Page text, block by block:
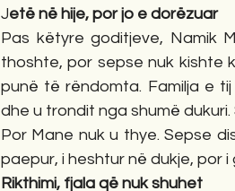
Jetë në hije, por jo e dorëzuar
Pas këtyre goditjeve, Namik
thoshte, por sepse nuk kishte
punë të rëndomta. Familja e
dhe u trondit nga shumë
Por Mane nuk u thye. Sepse
paepur, i heshtur në dukje, por i
Rikthimi, fjala që nuk shuhet